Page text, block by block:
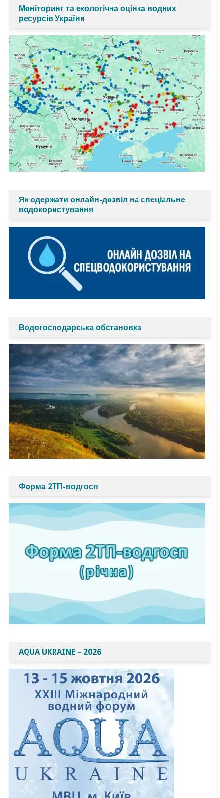
Моніторинг та екологічна оцінка водних
ресурсів України
Як одержати онлайн-дозвіл на спеціальне
водокористування
Водогосподарська обстановка
Форма 2ТП-водгосп
AQUA UKRAINE – 2026